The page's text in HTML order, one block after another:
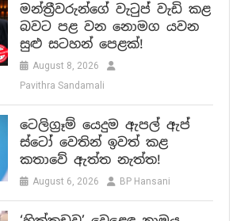
මන්ත්‍රීවරුන්ගේ වැටුප් වැඩි කළ
බවට පළ වන නොමග යවන
සුළු සටහන් පෙළක්!
August 8, 2026
Pavithra Sandamali
ටෙලිග්‍රෑම් යෙදුම ඇපල් ඇප්
ස්ටෝ වෙතින් ඉවත් කළ
කතාවේ ඇත්ත නැත්ත!
August 6, 2026 BP Hansani